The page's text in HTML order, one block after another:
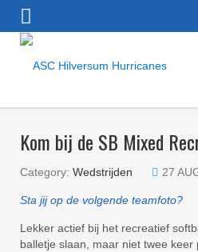
Kom bij de SB Mixed
Category: Wedstrijden 27
Sta jij op de volgende teamfoto?
Lekker actief bij het recreatief
balletje slaan, maar niet twee